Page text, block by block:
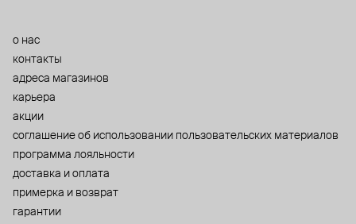
о нас
контакты
адреса магазинов
карьера
акции
cоглашение об использовании пользовательских материалов
программа лояльности
доставка и оплата
примерка и возврат
гарантии